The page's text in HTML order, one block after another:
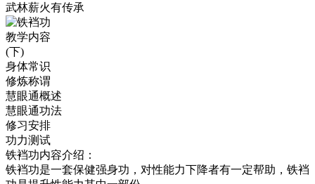
武林薪火有传承
教学内容
(下)
身体常识
修炼称谓
慧眼通概述
慧眼通功法
修习安排
功力测试
铁裆功内容介绍：
铁裆功是一套保健强身功，对性能力下降者有一定帮助，铁裆